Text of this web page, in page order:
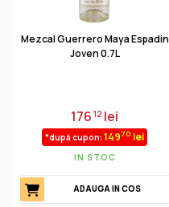
Mezcal Guerrero Maya Espadin
Joven 0.7L
17612 lei
*după cupon: 14970 lei
IN STOC
ADAUGA IN COS